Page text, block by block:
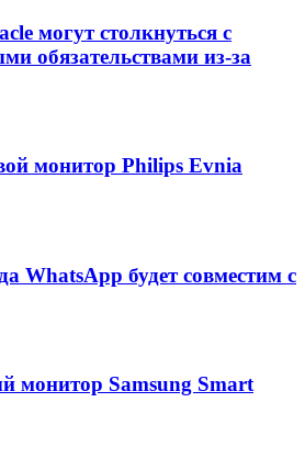
могут столкнуться с
обязательствами из-за
монитор Philips Evnia
WhatsApp будет совместим с
монитор Samsung Smart